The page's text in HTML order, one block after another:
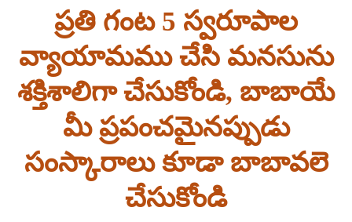
ప్రతి గంట 5 స్వరూపాల
వ్యాయామము చేసి మనసును
శక్తిశాలిగా చేసుకోండి, బాబాయే
మీ ప్రపంచమైనప్పుడు
సంస్కారాలు కూడా బాబావలె
చేసుకోండి